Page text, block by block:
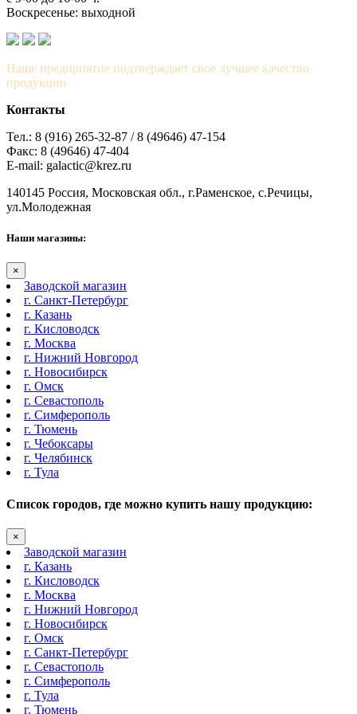
Воскресенье: выходной
Наше предприятие подтверждает свое лучшее качество
продукции
Контакты
Тел.: 8 (916) 265-32-87 / 8 (49646) 47-154
Факс: 8 (49646) 47-404
E-mail: galactic@krez.ru
140145 Россия, Московская обл., г.Раменское, с.Речицы,
ул.Молодежная
Наши магазины:
×
Заводской магазин
г. Санкт-Петербург
г. Казань
г. Кисловодск
г. Москва
г. Нижний Новгород
г. Новосибирск
г. Омск
г. Севастополь
г. Симферополь
г. Тюмень
г. Чебоксары
г. Челябинск
г. Тула
Список городов, где можно купить нашу продукцию:
×
Заводской магазин
г. Казань
г. Кисловодск
г. Москва
г. Нижний Новгород
г. Новосибирск
г. Омск
г. Санкт-Петербург
г. Севастополь
г. Симферополь
г. Тула
г. Тюмень